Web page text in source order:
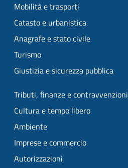
Mobilità e trasporti
Catasto e urbanistica
Anagrafe e stato civile
Turismo
Giustizia e sicurezza pubblica
Tributi, finanze e contravvenzioni
Cultura e tempo libero
Ambiente
Imprese e commercio
Autorizzazioni